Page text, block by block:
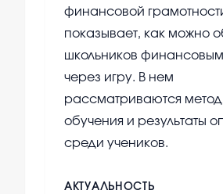
финансовой
показывает, как можно
школьников
через игру. В нем
рассматриваются
обучения и результаты
среди учеников.
АКТУАЛЬНОСТЬ